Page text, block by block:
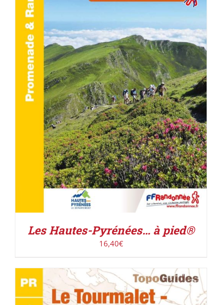
AJOUTER AU PANIER / DÉTAILS
Les Hautes-Pyrénées… à pied®
16,40€